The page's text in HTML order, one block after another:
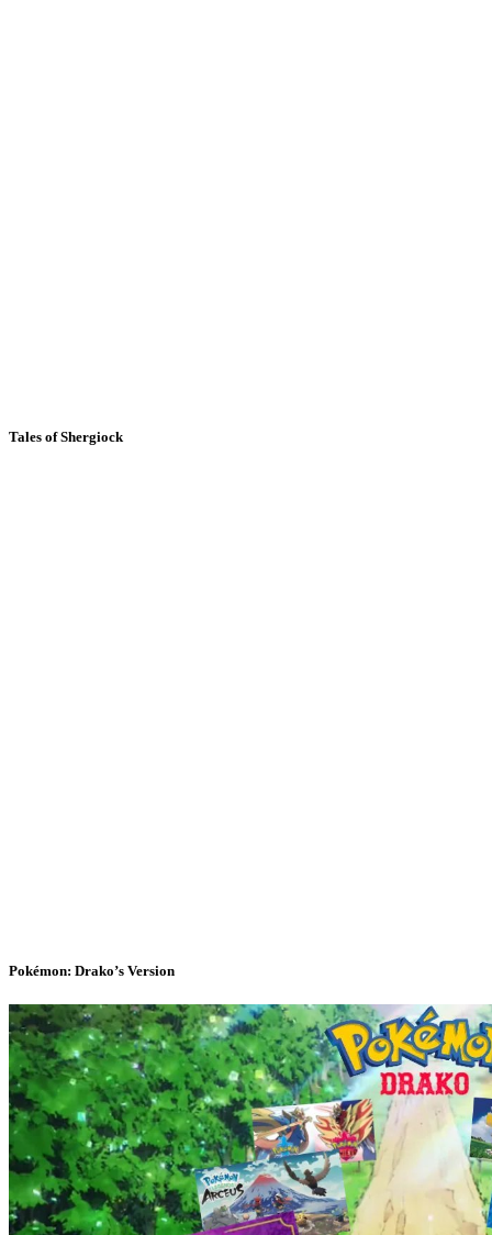
Tales of Shergiock
Pokémon: Drako’s Version